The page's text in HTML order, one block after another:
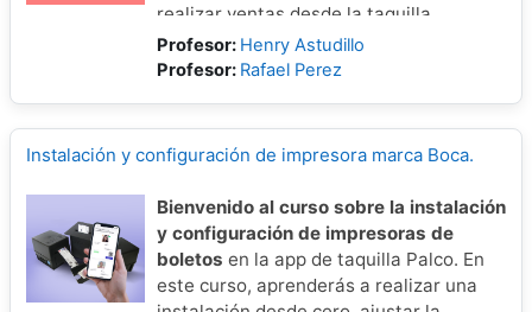
realizar ventas desde la taquilla.
También verás cómo usar distintos
medios de pago y hacer seguimiento en
Profesor: Henry Astudillo
Profesor: Rafael Perez
Instalación y configuración de impresora marca Boca.
Bienvenido al curso sobre la instalación
y configuración de impresoras de
boletos en la app de taquilla Palco. En
este curso, aprenderás a realizar una